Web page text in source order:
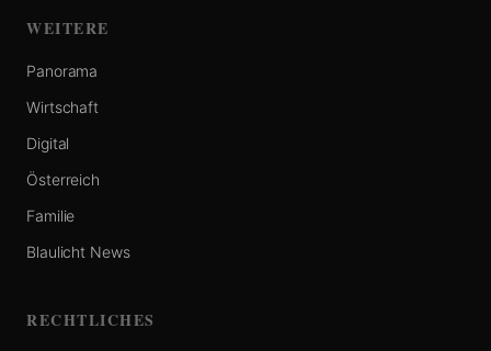
WEITERE
Panorama
Wirtschaft
Digital
Österreich
Familie
Blaulicht News
RECHTLICHES